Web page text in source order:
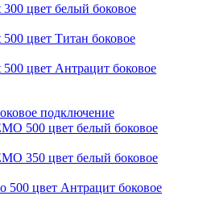
цвет белый боковое
цвет Титан боковое
цвет Антрацит боковое
подключение
500 цвет белый боковое
350 цвет белый боковое
500 цвет Антрацит боковое